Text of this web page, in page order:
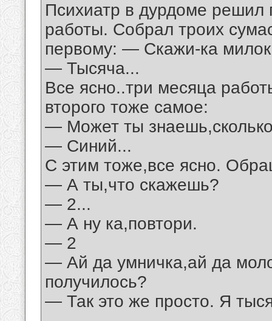
Психиатр в дурдоме решил
работы. Собрал троих
первому: — Скажи-ка
— Тысяча...
Все ясно..три месяца
второго тоже самое:
— Может ты
— Синий...
С этим тоже,все ясно.
— А ты,что скажешь?
— 2...
— А ну ка,повтори.
— 2
— Ай да умничка,ай да
получилось?
— Так это же просто. Я